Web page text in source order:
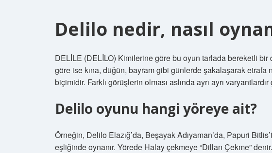
Delilo nedir, nasıl
DELİLE (DELİLO) Kimilerine göre bu oyun tarlada bereketli
göre ise kına, düğün, bayram gibi günlerde şakalaşarak
biçimidir. Farklı görüşlerin olması aslında ayrı ayrı
Delilo oyunu hangi yöreye ait?
Örneğin, Delilo Elazığ’da, Beşayak Adıyaman’da, Papuri
eşliğinde oynanır. Yörede Halay çekmeye “Dillan Çekme” denir.